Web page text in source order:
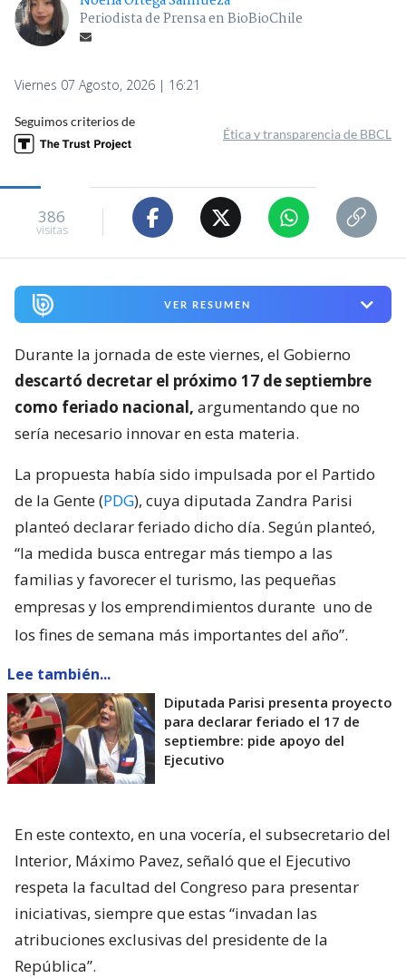
Periodista de Prensa en BioBioChile
Viernes 07 Agosto, 2026 | 16:21
Seguimos criterios de
Ética y transparencia de BBCL
386
visitas
VER RESUMEN
Durante la jornada de este viernes, el Gobierno
descartó decretar el próximo 17 de septiembre
como feriado nacional, argumentando que no
sería necesario innovar en esta materia.
La propuesta había sido impulsada por el Partido
de la Gente (PDG), cuya diputada Zandra Parisi
planteó declarar feriado dicho día. Según planteó,
“la medida busca entregar más tiempo a las
familias y favorecer el turismo, las pequeñas
empresas y los emprendimientos durante uno de
los fines de semana más importantes del año”.
Lee también...
Diputada Parisi presenta proyecto
para declarar feriado el 17 de
septiembre: pide apoyo del
Ejecutivo
En este contexto, en una vocería, el subsecretario del
Interior, Máximo Pavez, señaló que el Ejecutivo
respeta la facultad del Congreso para presentar
iniciativas, siempre que estas “invadan las
atribuciones exclusivas del presidente de la
República”.